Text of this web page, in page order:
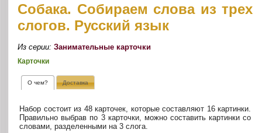
Собака. Собираем слова из трех
слогов. Русский язык
Из серии:Занимательные карточки
Карточки
О чем? Доставка
Набор состоит из 48 карточек, которые составляют 16 картинки.
Правильно выбрав по 3 карточки, можно составить картинки со
словами, разделенными на 3 слога.